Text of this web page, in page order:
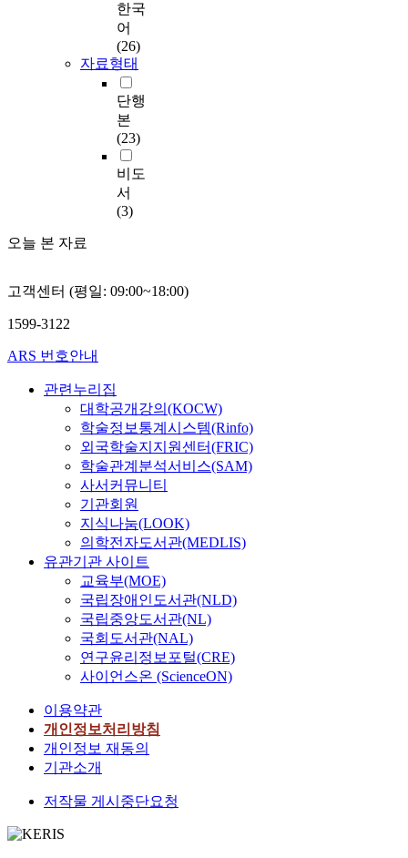
한국
어
(26)
자료형태
단행
본
(23)
비도
서
(3)
오늘 본 자료
고객센터 (평일: 09:00~18:00)
1599-3122
ARS 번호안내
관련누리집
대학공개강의(KOCW)
학술정보통계시스템(Rinfo)
외국학술지지원센터(FRIC)
학술관계분석서비스(SAM)
사서커뮤니티
기관회원
지식나눔(LOOK)
의학전자도서관(MEDLIS)
유관기관 사이트
교육부(MOE)
국립장애인도서관(NLD)
국립중앙도서관(NL)
국회도서관(NAL)
연구윤리정보포털(CRE)
사이언스온 (ScienceON)
이용약관
개인정보처리방침
개인정보 재동의
기관소개
저작물 게시중단요청